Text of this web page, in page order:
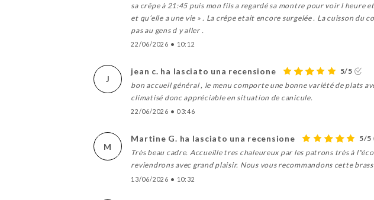
sa crêpe à 21:45 puis mon fils a regardé sa montre pour voir l heure
et qu’elle a une vie » . La crêpe etait encore surgelée . La cuisson
pas au gens d y aller .
22/06/2026 • 10:12
J
jean c. ha lasciato una recensione
5/5
bon accueil général , le menu comporte une bonne variété de plats
climatisé donc appréciable en situation de canicule.
22/06/2026 • 03:46
M
Martine G. ha lasciato una recensione
5/5
Très beau cadre. Accueille tres chaleureux par les patrons très à
reviendrons avec grand plaisir. Nous vous recommandons cette
13/06/2026 • 10:32